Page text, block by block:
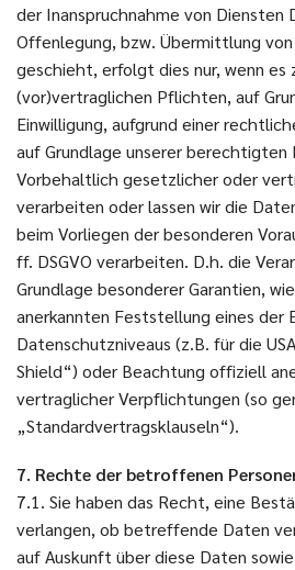
der Inanspruchnahme von Diensten
Offenlegung, bzw. Übermittlung
geschieht, erfolgt dies nur, wenn es
(vor)vertraglichen Pflichten, auf
Einwilligung, aufgrund einer
auf Grundlage unserer
Vorbehaltlich gesetzlicher oder
verarbeiten oder lassen wir die
beim Vorliegen der besonderen
ff. DSGVO verarbeiten. D.h. die
Grundlage besonderer Garantien,
anerkannten Feststellung eines der
Datenschutzniveaus (z.B. für die
Shield“) oder Beachtung offiziell
vertraglicher Verpflichtungen (so
„Standardvertragsklauseln“).
7. Rechte der betroffenen
7.1. Sie haben das Recht, eine
verlangen, ob betreffende Daten
auf Auskunft über diese Daten